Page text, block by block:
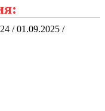
/ 01.09.2025 /